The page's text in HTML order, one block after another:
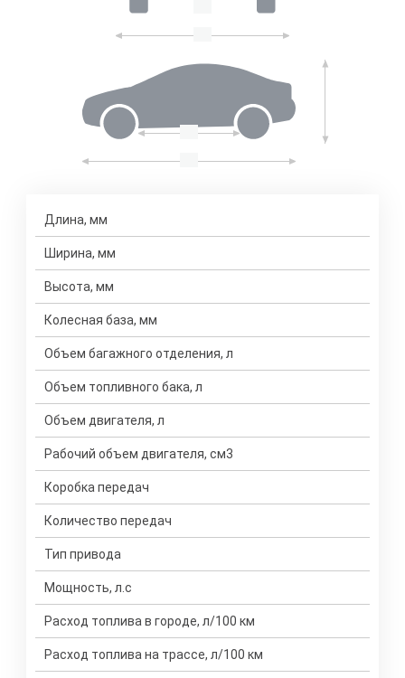
Длина, мм
Ширина, мм
Высота, мм
Колесная база, мм
Объем багажного отделения, л
Объем топливного бака, л
Объем двигателя, л
Рабочий объем двигателя, см3
Коробка передач
Количество передач
Тип привода
Мощность, л.с
Расход топлива в городе, л/100 км
Расход топлива на трассе, л/100 км